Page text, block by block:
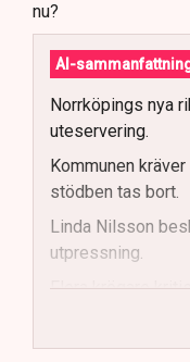
nu?
AI-
Norrköpings nya
uteservering.
Kommunen
stödben tas bort.
Linda Nilsson
utpressning.
Flera krögare
Kommunen vill